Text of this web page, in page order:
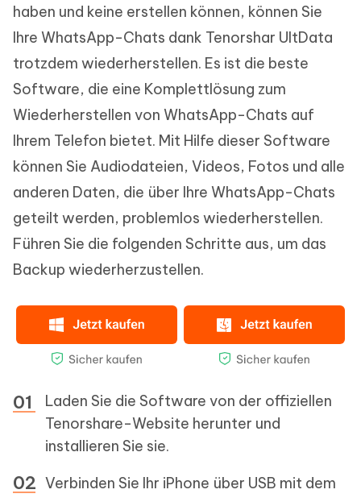
haben und keine erstellen können, können Sie
Ihre WhatsApp-Chats dank Tenorshar UltData
trotzdem wiederherstellen. Es ist die beste
Software, die eine Komplettlösung zum
Wiederherstellen von WhatsApp-Chats auf
Ihrem Telefon bietet. Mit Hilfe dieser Software
können Sie Audiodateien, Videos, Fotos und alle
anderen Daten, die über Ihre WhatsApp-Chats
geteilt werden, problemlos wiederherstellen.
Führen Sie die folgenden Schritte aus, um das
Backup wiederherzustellen.
Laden Sie die Software von der offiziellen
Tenorshare-Website herunter und
installieren Sie sie.
Verbinden Sie Ihr iPhone über USB mit dem